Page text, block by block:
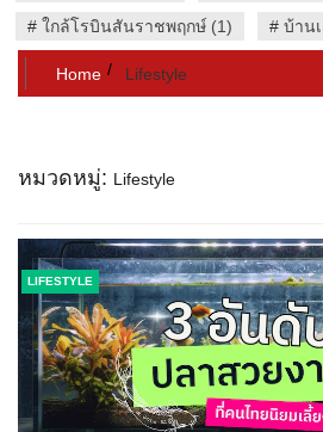
# ใกล้โรบินสันราชพฤกษ์ (1) # บ้าน
Home Lifestyle
หมวดหมู่: Lifestyle
LIFESTYLE